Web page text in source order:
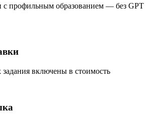
профильным образованием — без GPT
включены в стоимость